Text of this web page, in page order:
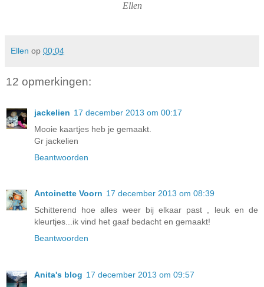
Ellen
Ellen op 00:04
12 opmerkingen:
jackelien 17 december 2013 om 00:17
Mooie kaartjes heb je gemaakt.
Gr jackelien
Beantwoorden
Antoinette Voorn 17 december 2013 om 08:39
Schitterend hoe alles weer bij elkaar past , leuk en de
kleurtjes...ik vind het gaaf bedacht en gemaakt!
Beantwoorden
Anita's blog 17 december 2013 om 09:57